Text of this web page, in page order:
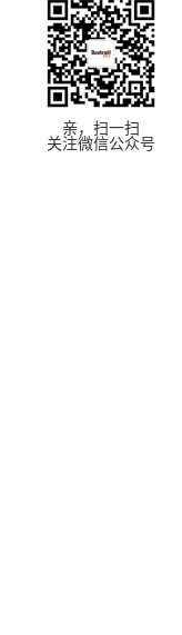
亲，扫一扫
关注微信公众号